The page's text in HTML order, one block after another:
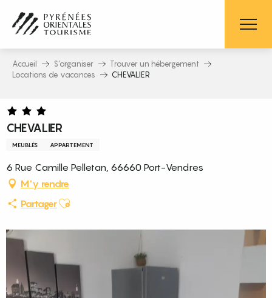
contenu
principal
Accueil S’organiser
Trouver un hébergement
Locations de vacances
CHEVALIER
CHEVALIER
MEUBLÉS APPARTEMENT
6 Rue Camille Pelletan, 66660 Port-Vendres
M'y rendre
PartagerAjouter aux favoris